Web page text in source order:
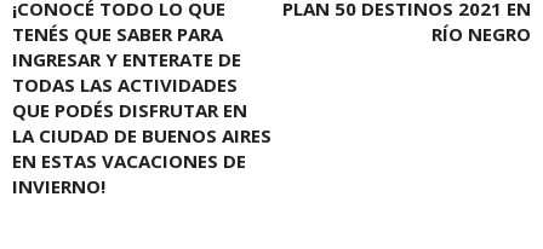
¡CONOCÉ TODO LO QUE
TENÉS QUE SABER PARA
INGRESAR Y ENTERATE DE
TODAS LAS ACTIVIDADES
QUE PODÉS DISFRUTAR EN
LA CIUDAD DE BUENOS AIRES
EN ESTAS VACACIONES DE
INVIERNO!
PLAN 50 DESTINOS 2021 EN
RÍO NEGRO